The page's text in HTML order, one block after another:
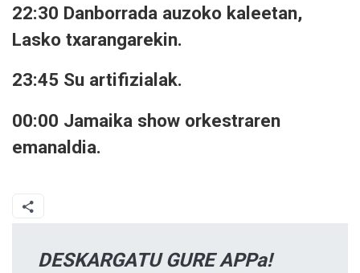
22:30 Danborrada auzoko kaleetan,
Lasko txarangarekin.
23:45 Su artifizialak.
00:00 Jamaika show orkestraren
emanaldia.
DESKARGATU GURE APPa!